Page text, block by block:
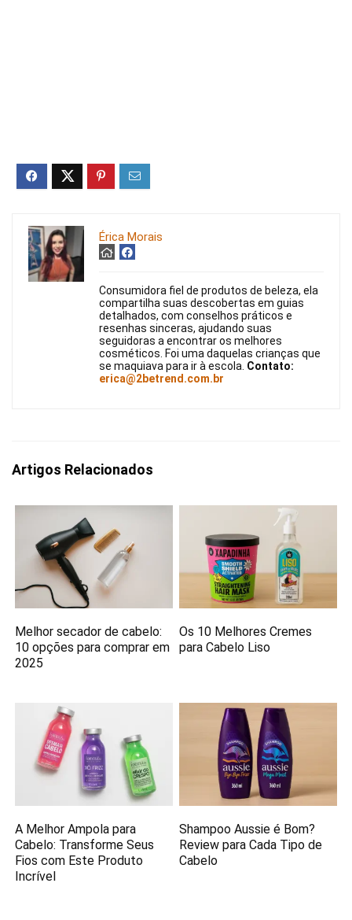
Érica Morais
Consumidora fiel de produtos de beleza, ela
compartilha suas descobertas em guias
detalhados, com conselhos práticos e
resenhas sinceras, ajudando suas
seguidoras a encontrar os melhores
cosméticos. Foi uma daquelas crianças que
se maquiava para ir à escola. Contato:
erica@2betrend.com.br
Artigos Relacionados
Melhor secador de cabelo:
10 opções para comprar em
2025
Os 10 Melhores Cremes
para Cabelo Liso
A Melhor Ampola para
Cabelo: Transforme Seus
Fios com Este Produto
Incrível
Shampoo Aussie é Bom?
Review para Cada Tipo de
Cabelo